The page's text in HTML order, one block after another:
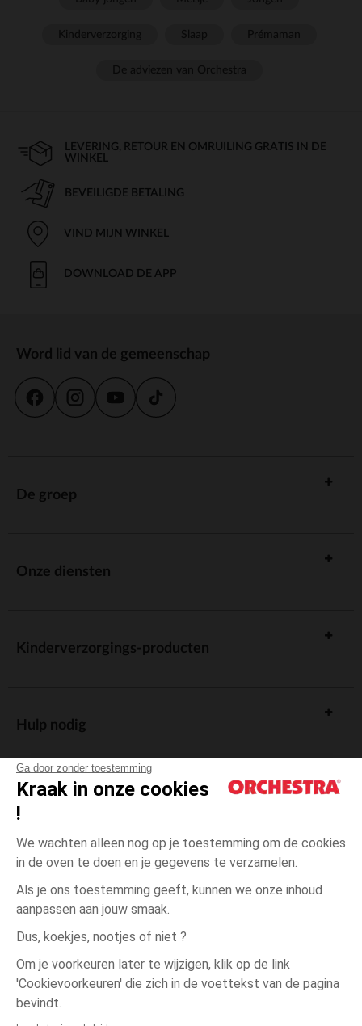
Ga door zonder toestemming
Kraak in onze cookies
!
We wachten alleen nog op je toestemming om de cookies
in de oven te doen en je gegevens te verzamelen.
Als je ons toestemming geeft, kunnen we onze inhoud
aanpassen aan jouw smaak.
Dus, koekjes, nootjes of niet ?
Om je voorkeuren later te wijzigen, klik op de link
'Cookievoorkeuren' die zich in de voettekst van de pagina
bevindt.
Oranje Oranje
één
LEVERING, RETOUR EN OMRUILING GRATIS IN DE
WINKEL
BEVEILIGDE BETALING
VIND MIJN WINKEL
DOWNLOAD DE APP
Word lid van de gemeenschap
De groep
Onze diensten
Kinderverzorgings-producten
Hulp nodig
Algemene verkoopsvoorwaarden
Wettelijke bepalingen
Persoonsgegevens